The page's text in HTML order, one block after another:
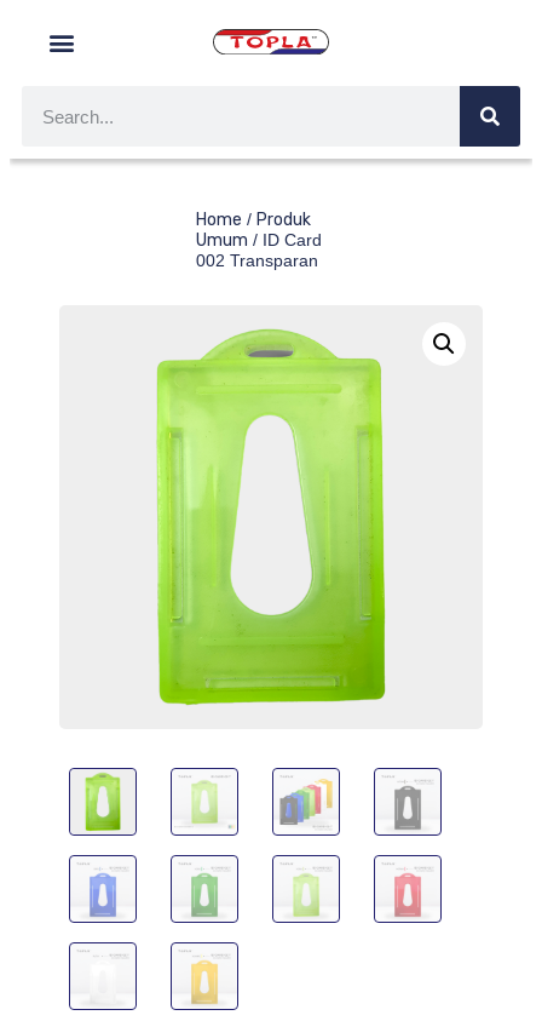
Home / Produk
Umum / ID Card
002 Transparan